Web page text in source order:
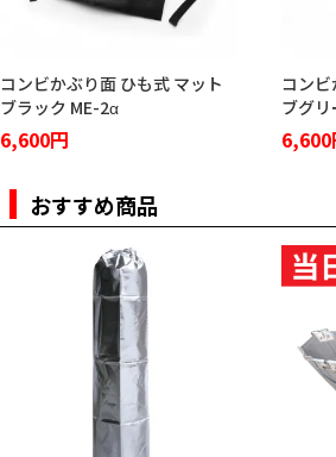
コンビかぶり面 ひも式 マット
ブラック ME-2α
6,600円
コン
ブグリ
6,600
おすすめ商品